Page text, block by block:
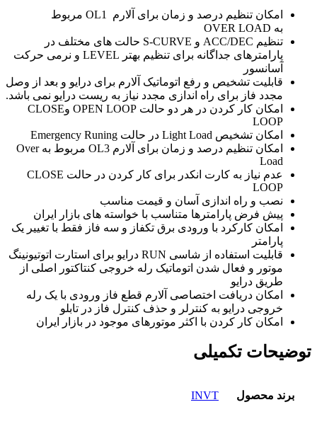
امکان تنظیم درصد و زمان برای آلارم OL1 مربوط
به OVER LOAD
تنظیم ACC/DEC و S-CURVE حالت های مختلف در
پارامترهای جداگانه برای تنظیم بهتر LEVEL و نرمی حرکت
آسانسور
قابلیت تشخیص و رفع اتوماتیک آلارم برای درایو و بعد از وصل
مجدد فاز برای راه اندازی مجدد نیاز به ریست درایو نمی باشد.
امکان کار کردن در هر دو حالت OPEN LOOP وCLOSE
LOOP
امکان تشخیص Light Load در حالت Emergency Runing
امکان تنظیم درصد و زمان برای آلارم OL3 مربوط بهOver
Load
عدم نیاز به کارت انکدر برای کار کردن در حالت CLOSE
LOOP
نصب و راه اندازی آسان و قیمت مناسب
پیش فرض پارامترها متناسب با خواسته های بازار ایران
امکان کارکرد با ورودی برق تکفاز و سه فاز فقط با تغییر یک
پارامتر
قابلیت استفاده از شاسی RUN درایو برای استارت اتوتیونینگ
موتور و فعال شدن اتوماتیک رله خروجی کنتاکتور اصلی از
طریق درایو
امکان دریافت اختصاصی آلارم قطع فاز ورودی با یک رله
خروجی درایو به کنترلر و حذف کنترل فاز در تابلو
امکان کار کردن با اکثر موتورهای موجود در بازار ایران
توضیحات تکمیلی
برند محصول INVT